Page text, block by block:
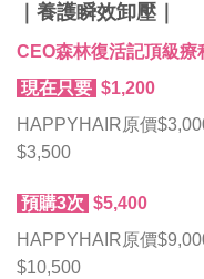
｜養護瞬效卸壓｜
CEO森林復活記頂級療
現在只要 $1,200
HAPPYHAIR原價
$3,500
預購3次 $5,400
HAPPYHAIR原價
$10,500